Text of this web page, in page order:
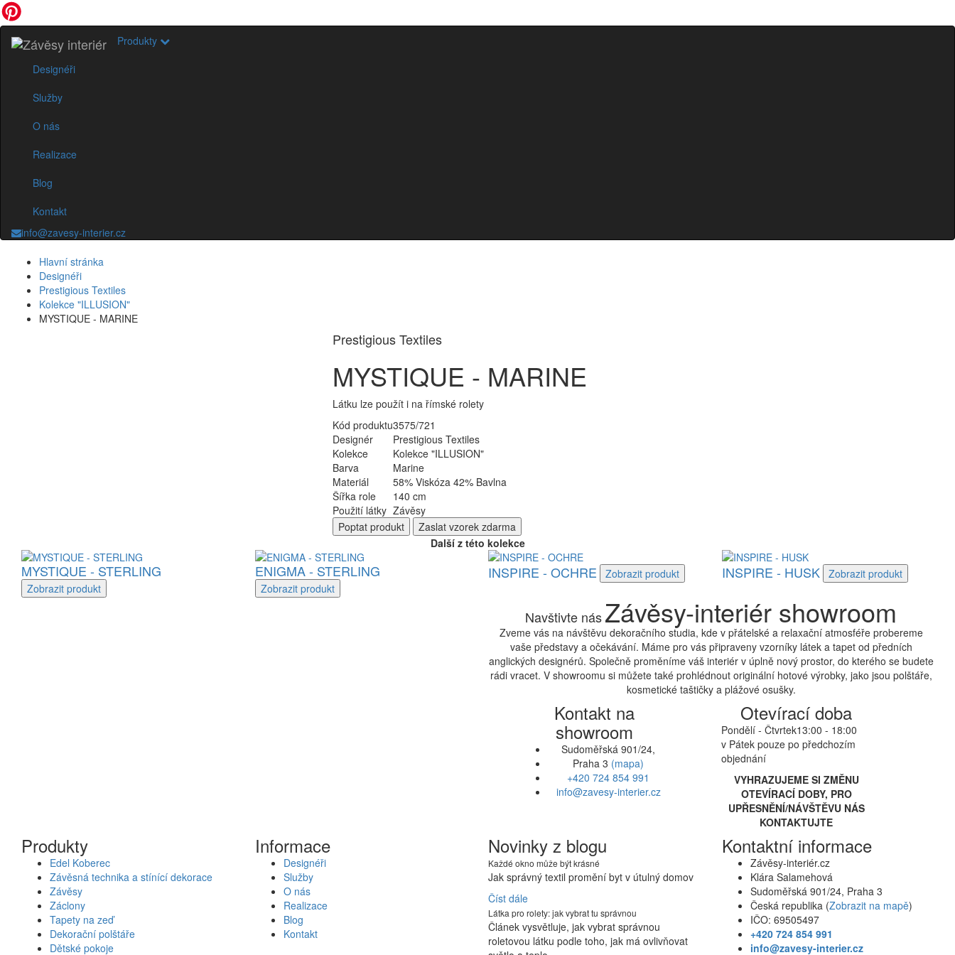
Produkty
Designéři
Služby
O nás
Realizace
Blog
Kontakt
info@zavesy-interier.cz
Hlavní stránka
Designéři
Prestigious Textiles
Kolekce "ILLUSION"
MYSTIQUE - MARINE
Prestigious Textiles
MYSTIQUE - MARINE
Látku lze použít i na římské rolety
Kód produktu3575/721
Designér
Prestigious Textiles
Kolekce
Kolekce "ILLUSION"
Barva
Marine
Materiál
58% Viskóza 42% Bavlna
Šířka role
140 cm
Použití látky Závěsy
Poptat produkt Zaslat vzorek zdarma
Další z této kolekce
MYSTIQUE - STERLING
Zobrazit produkt
ENIGMA - STERLING
Zobrazit produkt
INSPIRE - OCHRE Zobrazit produkt INSPIRE - HUSK Zobrazit produkt
Navštivte násZávěsy-interiér showroom
Zveme vás na návštěvu dekoračního studia, kde v přátelské a relaxační atmosféře probereme
vaše představy a očekávání. Máme pro vás připraveny vzorníky látek a tapet od předních
anglických designérů. Společně proměníme váš interiér v úplně nový prostor, do kterého se budete
rádi vracet. V showroomu si můžete také prohlédnout originální hotové výrobky, jako jsou polštáře,
kosmetické taštičky a plážové osušky.
Kontakt na
showroom
Sudoměřská 901/24,
Praha 3 (mapa)
+420 724 854 991
info@zavesy-interier.cz
Otevírací doba
Pondělí - Čtvrtek13:00 - 18:00
v Pátek pouze po předchozím
objednání
VYHRAZUJEME SI ZMĚNU
OTEVÍRACÍ DOBY, PRO
UPŘESNĚNÍ/NÁVŠTĚVU NÁS
KONTAKTUJTE
Produkty
Edel Koberec
Závěsná technika a stínící dekorace
Závěsy
Záclony
Tapety na zeď
Dekorační polštáře
Dětské pokoje
Informace
Designéři
Služby
O nás
Realizace
Blog
Kontakt
Novinky z blogu
Každé okno může být krásné
Jak správný textil promění byt v útulný domov
Číst dále
Látka pro rolety: jak vybrat tu správnou
Článek vysvětluje, jak vybrat správnou
roletovou látku podle toho, jak má ovlivňovat
Kontaktní informace
Závěsy-interiér.cz
Klára Salamehová
Sudoměřská 901/24, Praha 3
Česká republika (Zobrazit na mapě)
IČO: 69505497
+420 724 854 991
info@zavesy-interier.cz